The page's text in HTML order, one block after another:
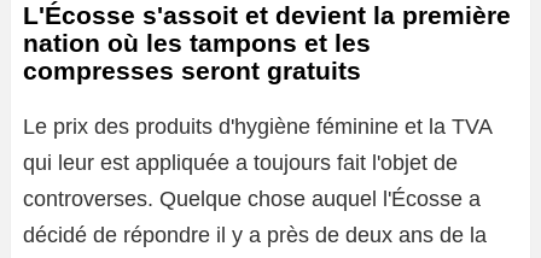
L'Écosse s'assoit et devient la première
nation où les tampons et les
compresses seront gratuits
Le prix des produits d'hygiène féminine et la TVA
qui leur est appliquée a toujours fait l'objet de
controverses. Quelque chose auquel l'Écosse a
décidé de répondre il y a près de deux ans de la